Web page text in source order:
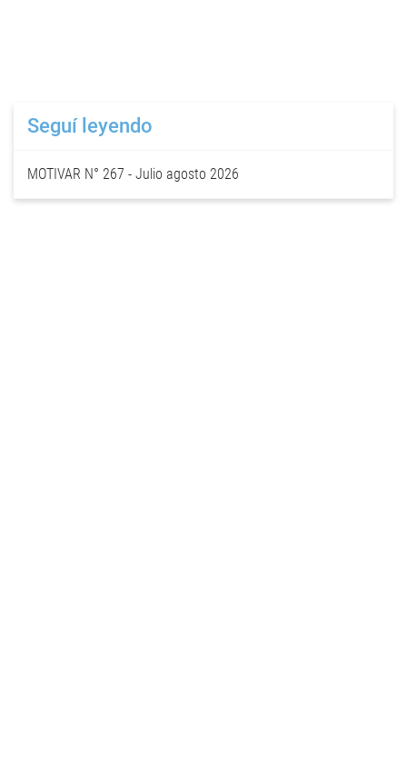
Seguí leyendo
MOTIVAR N° 267 - Julio agosto 2026